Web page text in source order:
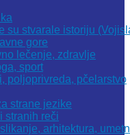
su stvarale istoriju
gore
lečenje, zdravlje
sport
poljoprivreda, pčelarstvo
strane jezike
stranih reči
arhitektura,